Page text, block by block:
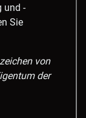
und -
Sie
von
der